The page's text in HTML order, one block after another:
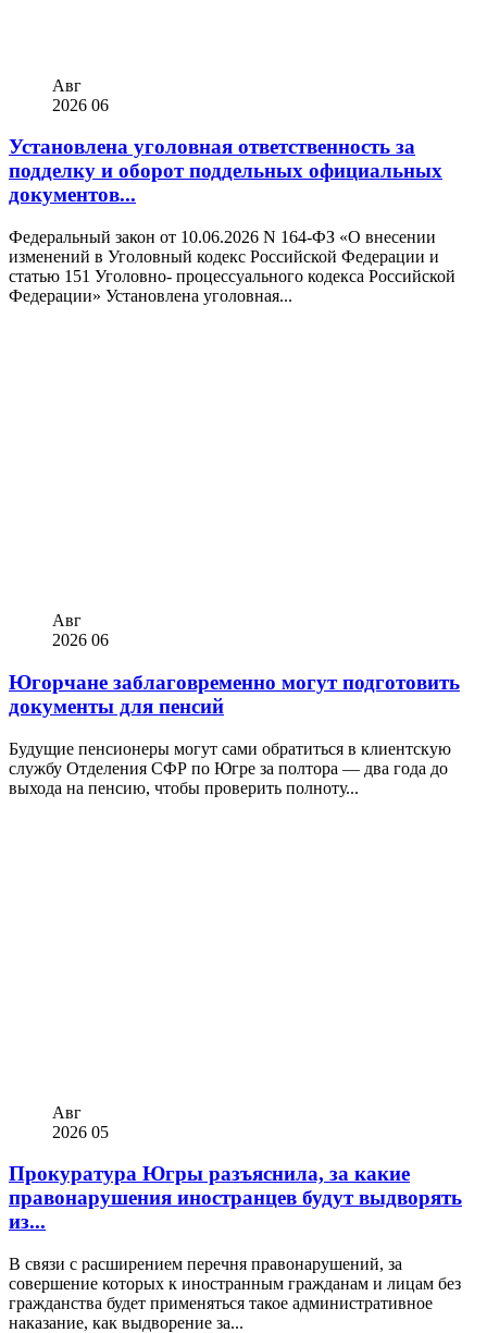
Авг
2026 06
Установлена уголовная ответственность за
подделку и оборот поддельных официальных
документов...
Федеральный закон от 10.06.2026 N 164-ФЗ «О внесении
изменений в Уголовный кодекс Российской Федерации и
статью 151 Уголовно- процессуального кодекса Российской
Федерации» Установлена уголовная...
Авг
2026 06
Югорчане заблаговременно могут подготовить
документы для пенсий
Будущие пенсионеры могут сами обратиться в клиентскую
службу Отделения СФР по Югре за полтора — два года до
выхода на пенсию, чтобы проверить полноту...
Авг
2026 05
Прокуратура Югры разъяснила, за какие
правонарушения иностранцев будут выдворять
из...
В связи с расширением перечня правонарушений, за
совершение которых к иностранным гражданам и лицам без
гражданства будет применяться такое административное
наказание, как выдворение за...